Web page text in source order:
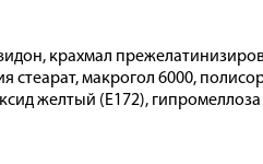
крахмал
макрогол 6000,
желтый (E172),